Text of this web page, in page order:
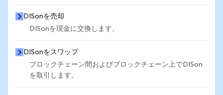
DISonを売却
DISonを現金に交換します。
DISonをスワップ
ブロックチェーン間およびブロックチェーン上でDISon
を取引します。